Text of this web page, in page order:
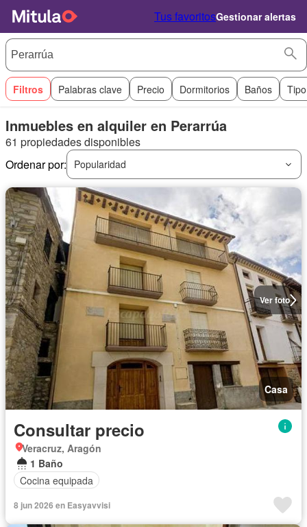
Tus favoritosGestionar alertas
Filtros Palabras clave Precio Dormitorios Baños
Inmuebles en alquiler en Perarrúa
61 propiedades disponibles
Ordenar por:
Popularidad
Ver foto
Casa
Consultar precio
Veracruz, Aragón
1 Baño
Cocina equipada
8 jun 2026 en Easyavvisi